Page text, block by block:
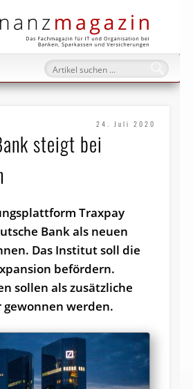
24. Juli 2020
steigt bei
Traxpay
Bank als neuen
Das Institut soll die
befördern.
sollen als zusätzliche
gewonnen werden.